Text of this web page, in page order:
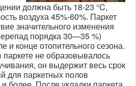
должна быть 18-23 °C,
воздуха 45%-60%. Паркет
значительного изменения
порядка 30—35 %)
и конце отопительного сезона.
паркете не образовывалось
он выдержит весь срок
для паркетных полов